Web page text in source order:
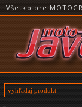
Všetko pre